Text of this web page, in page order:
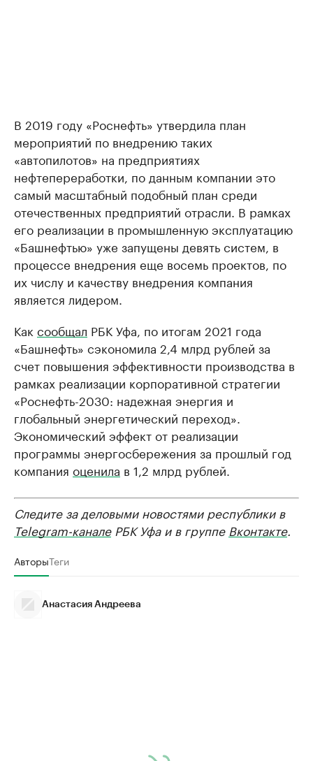
В 2019 году «Роснефть» утвердила план
мероприятий по внедрению таких
«автопилотов» на предприятиях
нефтепереработки, по данным компании это
самый масштабный подобный план среди
отечественных предприятий отрасли. В рамках
его реализации в промышленную эксплуатацию
«Башнефтью» уже запущены девять систем, в
процессе внедрения еще восемь проектов, по
их числу и качеству внедрения компания
является лидером.
Как сообщал РБК Уфа, по итогам 2021 года
«Башнефть» сэкономила 2,4 млрд рублей за
счет повышения эффективности производства в
рамках реализации корпоративной стратегии
«Роснефть-2030: надежная энергия и
глобальный энергетический переход».
Экономический эффект от реализации
программы энергосбережения за прошлый год
компания оценила в 1,2 млрд рублей.
Следите за деловыми новостями республики в
Telegram-каналеРБК Уфа и в группе Вконтакте.
АвторыТеги
Анастасия Андреева